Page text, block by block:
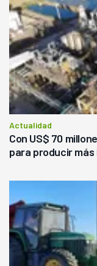
Actualidad
Con US$ 70
para producir